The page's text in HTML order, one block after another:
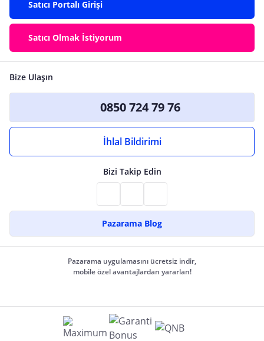
Satıcı Portalı Girişi
Satıcı Olmak İstiyorum
Bize Ulaşın
0850 724 79 76
İhlal Bildirimi
Bizi Takip Edin
Pazarama Blog
Pazarama uygulamasını ücretsiz indir,
mobile özel avantajlardan yararlan!